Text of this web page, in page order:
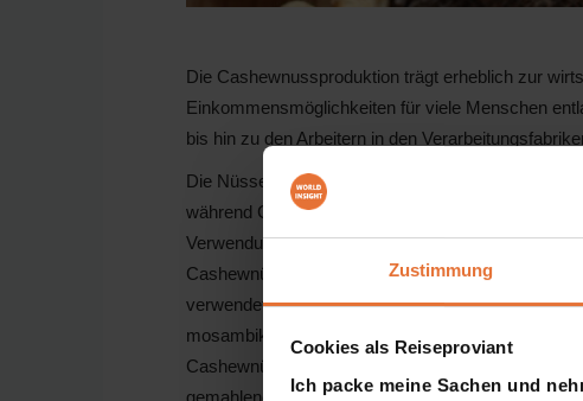
Zustimmung
Cookies als Reiseproviant
Ich packe meine Sachen und
Die Cashewnussproduktion trägt erheblich zur
Einkommensmöglichkeiten für viele Menschen
bis hin zu den Arbeitern in den
Die Nüsse werden oft geröstet und gesalzen als
während Cashewmus als Zutat in vielen Gerichten
Verwendung findet. In der mosambikanischen
Cashewnüsse aber auch in verschiedenen
verwendet. Zum Beispiel im Matapa. Dieses ist ein
mosambikanisches Gericht, das aus
Cashewnüssen, Kokosmilch und Gewürzen
gemahlenen Cashewnüsse verleihen dem Gericht